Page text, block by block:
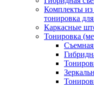
Комплекты из
тонировка
Каркасные
Тонировка